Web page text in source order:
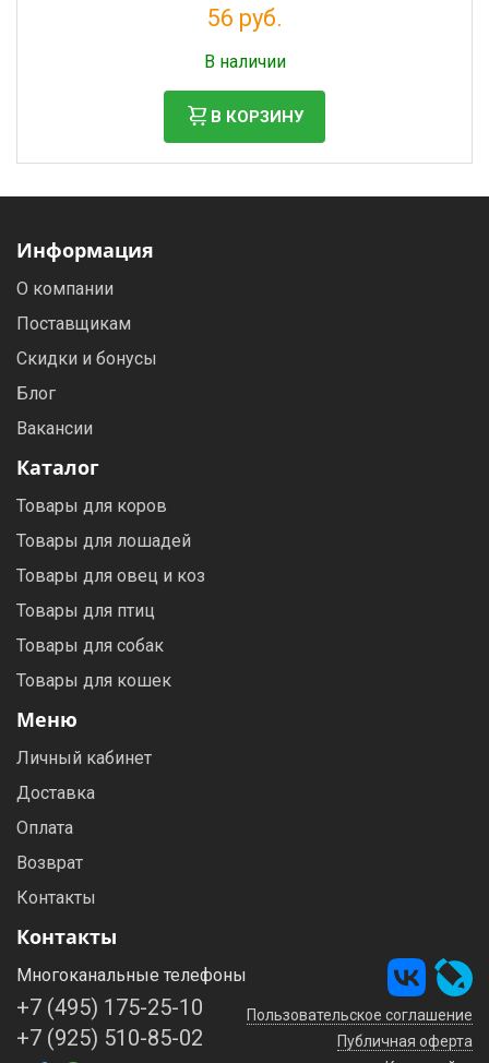
56 руб.
В наличии
В КОРЗИНУ
Информация
О компании
Поставщикам
Скидки и бонусы
Блог
Вакансии
Каталог
Товары для коров
Товары для лошадей
Товары для овец и коз
Товары для птиц
Товары для собак
Товары для кошек
Меню
Личный кабинет
Доставка
Оплата
Возврат
Контакты
Контакты
Многоканальные телефоны
+7 (495) 175-25-10
+7 (925) 510-85-02
Пользовательское соглашение
Публичная оферта